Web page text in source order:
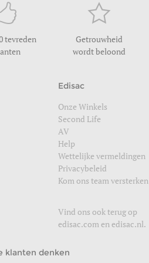
tevreden
Getrouwheid
wordt beloond
Edisac
Onze Winkels
Second Life
AV
Help
Wettelijke vermeldingen
Privacybeleid
Kom ons team versterken
Vind ons ook terug op
edisac.com enedisac.nl.
klanten denken